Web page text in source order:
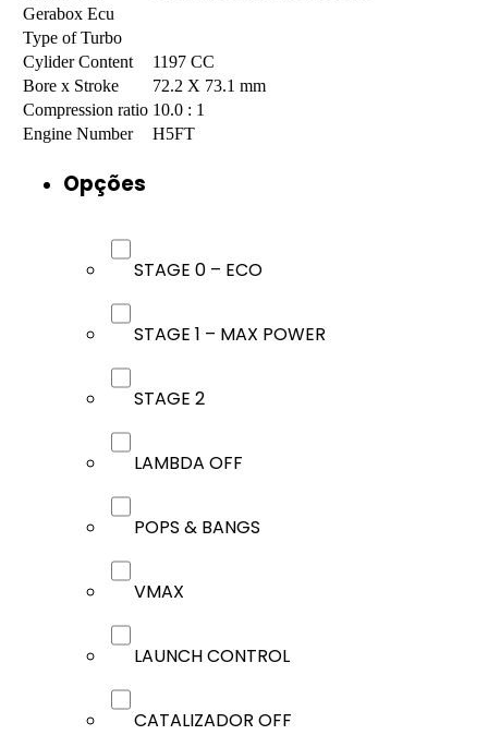
Gerabox Ecu
Type of Turbo
Cylider Content
1197 CC
Bore x Stroke
72.2 X 73.1 mm
Compression ratio 10.0 : 1
Engine Number
H5FT
Opções
STAGE 0 – ECO
STAGE 1 – MAX POWER
STAGE 2
LAMBDA OFF
POPS & BANGS
VMAX
LAUNCH CONTROL
CATALIZADOR OFF